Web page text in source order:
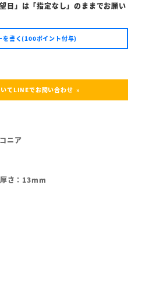
日」は「指定なし」のままでお願い
を書く(100ポイント付与)
てLINEでお問い合わせ
ニア
さ：13mm